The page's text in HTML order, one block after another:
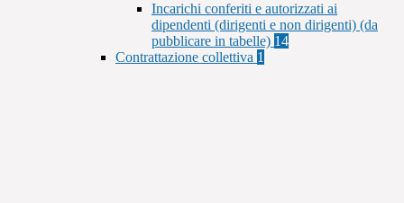
Incarichi conferiti e autorizzati ai
dipendenti (dirigenti e non dirigenti) (da
pubblicare in tabelle) 14
Contrattazione collettiva 1